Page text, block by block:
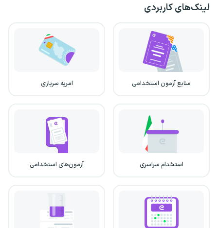
لینک‌های کاربردی
منابع آزمون استخدامی امریه سربازی
استخدام سراسری آزمون‌های استخدامی